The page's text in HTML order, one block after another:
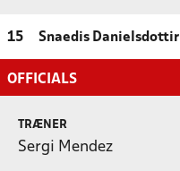
15 Snaedis Danielsdottir
OFFICIALS
TRÆNER
Sergi Mendez